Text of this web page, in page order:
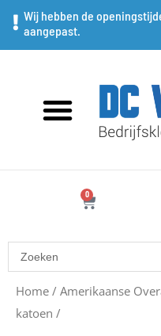
Ga
naar
Wij hebben de
aangepast.
0
Search
...
Home / Amerikaanse
katoen /